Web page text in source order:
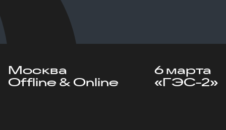
Москва
Offline & Online
6 марта
«ГЭС-2»